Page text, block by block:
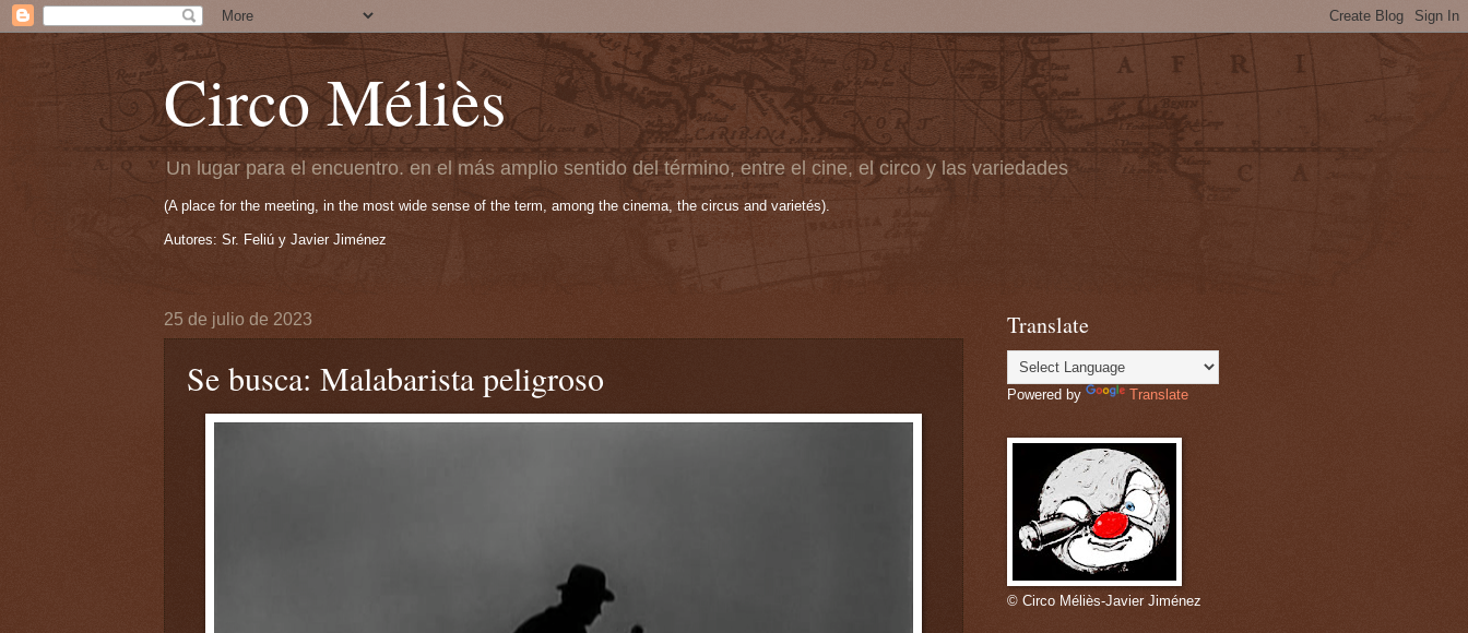
Circo Méliès
Un lugar para el encuentro. en el más amplio sentido del término, entre el cine, el circo y las variedades
(A place for the meeting, in the most wide sense of the term, among the cinema, the circus and varietés).
Autores: Sr. Feliú y Javier Jiménez
25 de julio de 2023
Se busca: Malabarista peligroso
Translate
Powered by Translate
© Circo Méliès-Javier Jiménez